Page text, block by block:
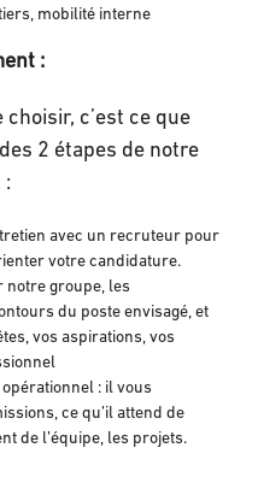
mobilité interne
:
c’est ce que
2 étapes de notre
:
avec un recruteur pour
votre candidature.
notre groupe, les
du poste envisagé, et
vos aspirations, vos
: il vous
ce qu’il attend de
de l’équipe, les projets.